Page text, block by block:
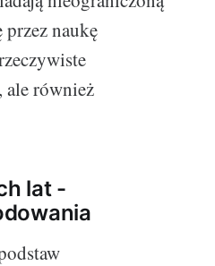
naukę
ale również
lat -